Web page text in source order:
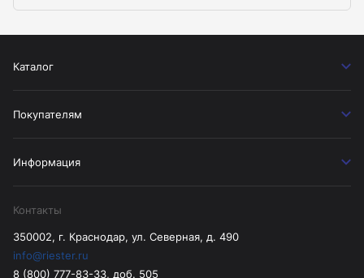
Каталог
Покупателям
Информация
Контакты
350002, г. Краснодар, ул. Северная, д. 490
info@riester.ru
8 (800) 777-83-33, доб. 505